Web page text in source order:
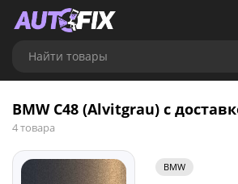
Найти товары
BMW C48 (Alvitgrau) с
4 товара
BMW